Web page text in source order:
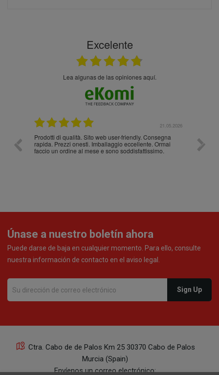
Excelente
Lea algunas de las opiniones aquí.
21.05.2026
Prodotti di qualità. Sito web user-friendly. Consegna
rapida. Prezzi onesti. Imballaggio eccellente. Ormai
faccio un ordine al mese e sono soddisfattissimo.
10/10
Únase a nuestro boletín ahora
Puede darse de baja en cualquier momento. Para ello, consulte
nuestra información de contacto en el aviso legal.
Ctra. Cabo de de Palos Km 25 30370 Cabo de Palos
Murcia (Spain)
Envíenos un correo electrónico: